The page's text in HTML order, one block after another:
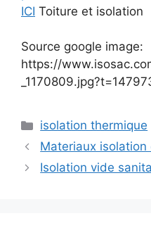
ICI Toiture et isolation
Source google image:
https://
Catégories
isolation thermique
Materiaux isolation
Isolation vide